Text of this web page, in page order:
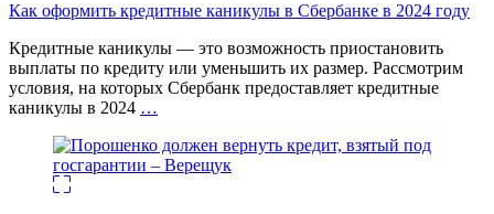
Как оформить кредитные каникулы в Сбербанке в 2024 году
Кредитные каникулы — это возможность приостановить
выплаты по кредиту или уменьшить их размер. Рассмотрим
условия, на которых Сбербанк предоставляет кредитные
каникулы в 2024 …